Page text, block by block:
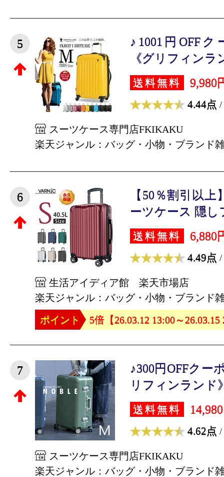
5
♪1001円OFF
《グリフィンラ
送料無料 9,980
4.44点 /
スーツケース専門店FKIKAKU
楽天ジャンル：バッグ・小物・ブランド
6
【50％割引以
ーツケース 隠し
送料無料 6,880
4.49点 /
生活アイディア館 楽天市場店
楽天ジャンル：バッグ・小物・ブランド
ポイント
5倍【26.03.12 13:00～26.03.15
7
♪300円OFFクー
リフィンランド
送料無料
4.62点 /
スーツケース専門店FKIKAKU
楽天ジャンル：バッグ・小物・ブランド